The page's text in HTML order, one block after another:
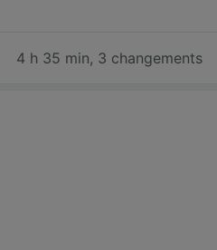
4 h 35 min, 3 changements